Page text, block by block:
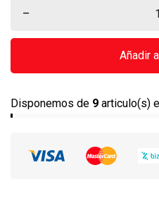
–
Añadir
Disponemos de 9 articulo(s)